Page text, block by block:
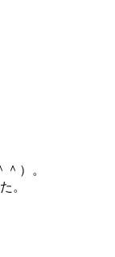
）。
。